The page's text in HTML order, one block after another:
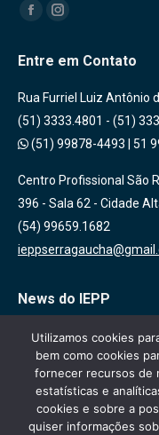
Encontre-nos em:
FacebookInstagram
Entre em Contato
Rua Furriel Luiz Antônio
(51) 3333.4801 - (51)
(51) 99878-4493
51
Centro Profissional São
396 - Sala 62 - Cidade
(54) 99659.1682
News do IEPP
Inscreva-se em nossa
sobre nossas
Utilizamos cookies
bem como cookies
fornecer recursos de
estatísticas e
cookies e sobre a
quiser informações